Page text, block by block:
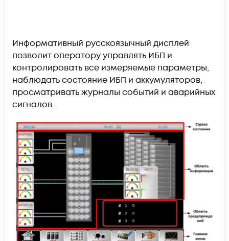
Информативный русскоязычный дисплей
позволит оператору управлять ИБП и
контролировать все измеряемые параметры,
наблюдать состояние ИБП и аккумуляторов,
просматривать журналы событий и аварийных
сигналов.